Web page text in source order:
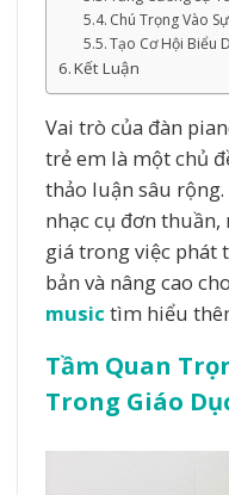
Chú Trọng Vào
Tạo Cơ Hội Biểu
Kết Luận
Vai trò của đàn
trẻ em là một chủ
thảo luận sâu
nhạc cụ đơn
giá trong việc phát
bản và nâng cao
musictìm hiểu
Tầm Quan
Trong Giáo